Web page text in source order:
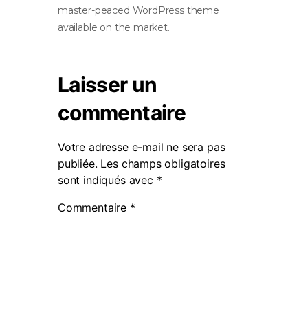
master-peaced WordPress theme
available on the market.
Laisser un
commentaire
Votre adresse e-mail ne sera pas
publiée. Les champs obligatoires
sont indiqués avec *
Commentaire *